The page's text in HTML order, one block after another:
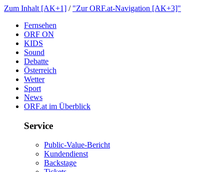
ZumInhalt[AK+1] / "ZurORF.at-Navigation[AK+3]"
Fernsehen
ORFON
KIDS
Sound
Debatte
Österreich
Wetter
Sport
News
ORF.atimÜberblick
Service
Public-Value-Bericht
Kundendienst
Backstage